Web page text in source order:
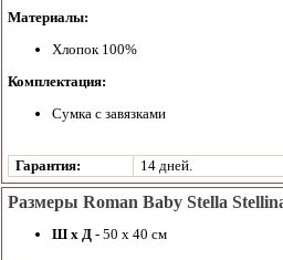
Материалы:
Хлопок 100%
Комплектация:
Сумка с завязками
Гарантия: 14 дней.
Размеры Roman Baby Stella
Ш х Д - 50 х 40 см